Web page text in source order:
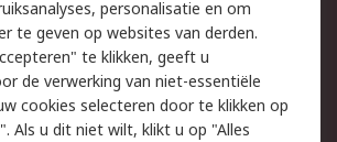
Email veiligheid
Websitevoorwaarden
personalisatie en om
te geven op websites van derden.
te klikken, geeft u
de verwerking van niet-essentiële
cookies selecteren door te klikken op
Als u dit niet wilt, klikt u op "Alles